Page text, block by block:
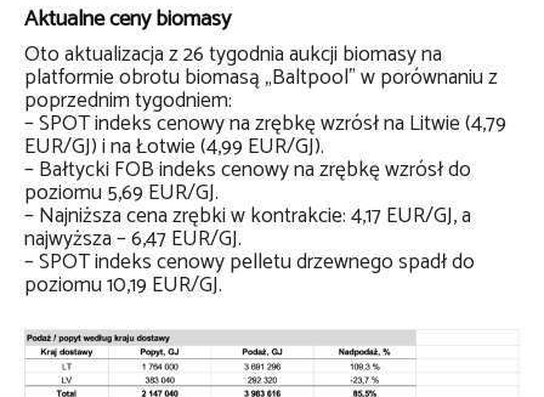
Aktualne ceny biomasy
Oto aktualizacja z 26 tygodnia aukcji biomasy na
platformie obrotu biomasą „Baltpool” w porównaniu z
poprzednim tygodniem:
– SPOT indeks cenowy na zrębkę wzrósł na Litwie (4,79
EUR/GJ) i na Łotwie (4,99 EUR/GJ).
– Bałtycki FOB indeks cenowy na zrębkę wzrósł do
poziomu 5,69 EUR/GJ.
– Najniższa cena zrębki w kontrakcie: 4,17 EUR/GJ, a
najwyższa – 6,47 EUR/GJ.
– SPOT indeks cenowy pelletu drzewnego spadł do
poziomu 10,19 EUR/GJ.